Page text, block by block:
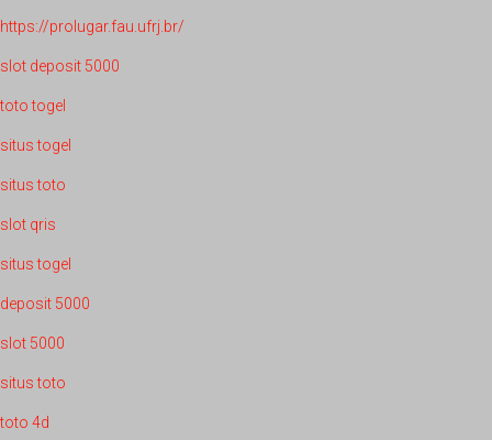
https://prolugar.fau.ufrj.br/
slot deposit 5000
toto togel
situs togel
situs toto
slot qris
situs togel
deposit 5000
slot 5000
situs toto
toto 4d